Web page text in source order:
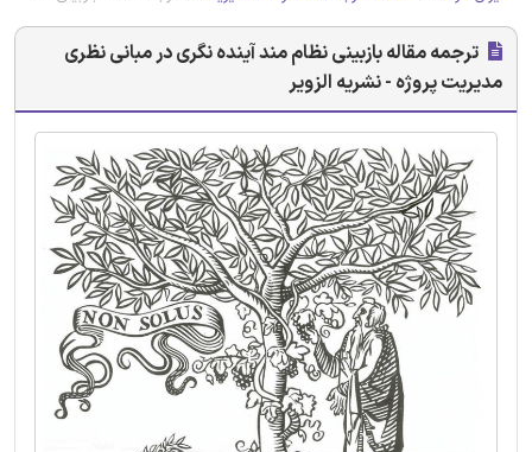
ترجمه مقاله بازبینی نظام مند آینده نگری در مبانی نظری
مدیریت پروژه - نشریه الزویر